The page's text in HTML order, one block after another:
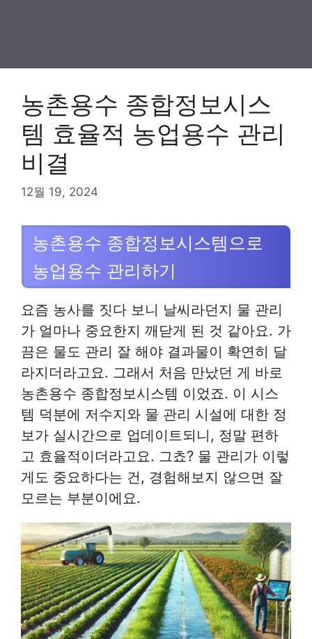
농촌용수 종합정보시스
템 효율적 농업용수 관리
비결
12월 19, 2024
농촌용수 종합정보시스템으로
농업용수 관리하기
요즘 농사를 짓다 보니 날씨라던지 물 관리
가 얼마나 중요한지 깨닫게 된 것 같아요. 가
끔은 물도 관리 잘 해야 결과물이 확연히 달
라지더라고요. 그래서 처음 만났던 게 바로
농촌용수 종합정보시스템 이었죠. 이 시스
템 덕분에 저수지와 물 관리 시설에 대한 정
보가 실시간으로 업데이트되니, 정말 편하
고 효율적이더라고요. 그쵸? 물 관리가 이렇
게도 중요하다는 건, 경험해보지 않으면 잘
모르는 부분이에요.